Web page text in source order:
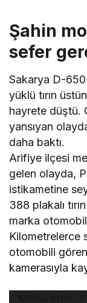
Şahin
sefer
Sakarya D-
yüklü tırın
hayrete düştü.
yansıyan
daha baktı.
Arifiye ilçesi
gelen olayda,
istikametine
388 plakalı
marka
Kilometrelerce
otomobili
kamerasıyla